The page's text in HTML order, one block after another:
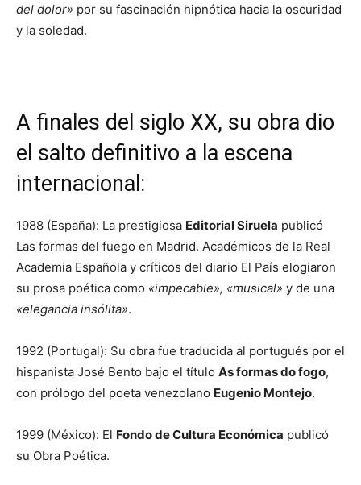
del dolor» por su fascinación hipnótica hacia la oscuridad
y la soledad.
A finales del siglo XX, su obra dio
el salto definitivo a la escena
internacional:
1988 (España): La prestigiosa Editorial Siruela publicó
Las formas del fuego en Madrid. Académicos de la Real
Academia Española y críticos del diario El País elogiaron
su prosa poética como «impecable», «musical» y de una
«elegancia insólita».
1992 (Portugal): Su obra fue traducida al portugués por el
hispanista José Bento bajo el título As formas do fogo,
con prólogo del poeta venezolano Eugenio Montejo.
1999 (México): El Fondo de Cultura Económica publicó
su Obra Poética.